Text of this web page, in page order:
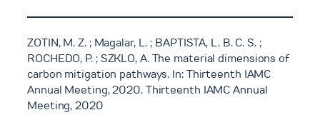
ZOTIN, M. Z. ; Magalar, L. ; BAPTISTA, L. B. C. S. ;
ROCHEDO, P. ; SZKLO, A. The material dimensions of
carbon mitigation pathways. In: Thirteenth IAMC
Annual Meeting, 2020. Thirteenth IAMC Annual
Meeting, 2020